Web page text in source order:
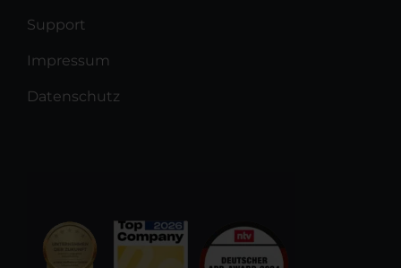
Support
Impressum
Datenschutz